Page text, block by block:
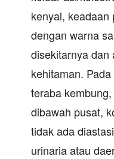
kenyal,
dengan warna
disekitarnya dan
kehitaman.
teraba
dibawah pusat,
tidak ada
urinaria atau